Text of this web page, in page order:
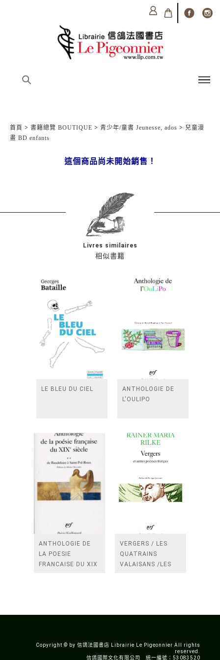
首頁 > 書籍總覽 BOUTIQUE > 青少年/童書 Jeunesse, ados > 兒童漫
畫 BD enfants
這個商品尚未開始銷售！
相似書籍
Livres similaires
LE BLEU DU CIEL
ANTHOLOGIE DE
L'OULIPO
ANTHOLOGIE DE
LA POESIE
FRANCAISE DU XIX
VERGERS / LES
QUATRAINS
VALAISANS /LES
Copyright © by 信鴿法國書店 Librairie Le Pigeonnier All rights
reserved.
信鴿國際文化有限公司 統一編號：53083520